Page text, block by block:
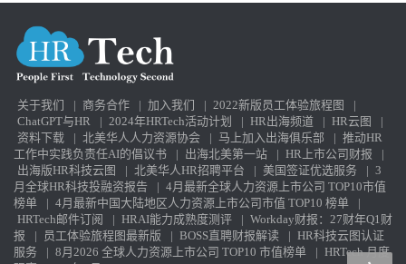
关于我们 | 商务合作 | 加入我们 | 2022新版员工体验旅程图
|
ChatGPT与HR
| 2024年HRTech活动计划 | HR出海频道 | HR云图
|
资料下载
| 北美华人人力资源协会 | 马上加入出海俱乐部 | 推动HR
工作中实践负责任AI的倡议书
| 出海北美第一站 | HR上市公司财报
|
出海版HR科技云图
| 北美华人HR招聘平台 | 美国签证优选服务 | 3
月全球HR科技投融资报告
| 4月最新全球人力资源上市公司 TOP10市值
榜单
| 4月最新中国大陆地区人力资源上市公司市值 TOP10 榜单
|
HRTech邮件订阅
| HRAI能力成熟度测评 | Workday财报：27财年Q1财
报
| 员工体验旅程图最新版 | BOSS直聘财报解读 | HR科技云图认证
服务
| 8月2026 全球人力资源上市公司 TOP10 市值榜单 | HRTech 月度